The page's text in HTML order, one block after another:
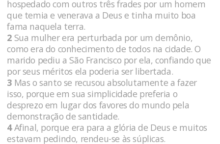
hospedado com outros três frades por um homem
que temia e venerava a Deus e tinha muito boa
fama naquela terra.
2 Sua mulher era perturbada por um demônio,
como era do conhecimento de todos na cidade. O
marido pediu a São Francisco por ela, confiando que
por seus méritos ela poderia ser libertada.
3 Mas o santo se recusou absolutamente a fazer
isso, porque em sua simplicidade preferia o
desprezo em lugar dos favores do mundo pela
demonstração de santidade.
4Afinal, porque era para a glória de Deus e muitos
estavam pedindo, rendeu-se às súplicas.